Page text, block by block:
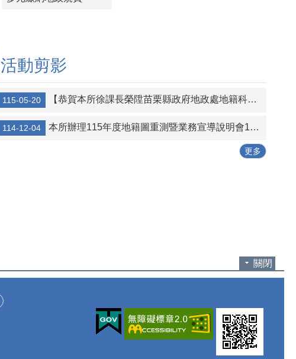
活動剪影
115-05-20 【恭賀本所徐課長榮陞苗栗縣政府地政處地籍科科長 】115.5.20
114-12-04 本所辦理115年度地籍圖重測暨業務宣導說明會114.12.1
更多
關閉